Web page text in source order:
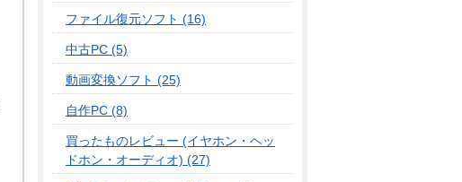
ファイル復元ソフト (16)
中古PC (5)
動画変換ソフト (25)
自作PC (8)
買ったものレビュー (イヤホン・ヘッ
ドホン・オーディオ) (27)